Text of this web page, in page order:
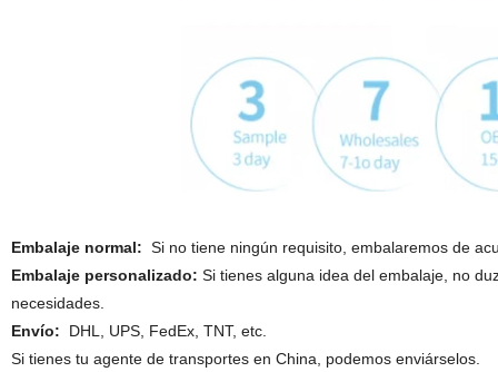
Embalaje normal: Si no tiene ningún requisito, embalaremos de
Embalaje personalizado: Si tienes alguna idea del embalaje, no
necesidades.
Envío:
DHL, UPS, FedEx, TNT, etc.
Si tienes tu agente de transportes en China, podemos enviárselos.